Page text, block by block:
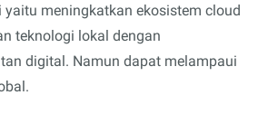
meningkatkan ekosistem cloud
teknologi lokal dengan
digital. Namun dapat melampaui